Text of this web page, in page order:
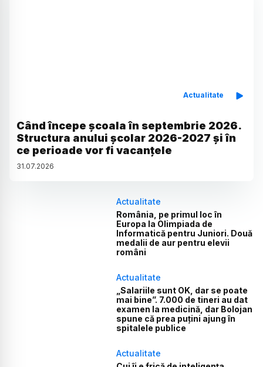
Actualitate
Când începe școala în septembrie 2026.
Structura anului școlar 2026-2027 și în
ce perioade vor fi vacanțele
31.07.2026
Actualitate
România, pe primul loc în
Europa la Olimpiada de
Informatică pentru Juniori. Două
medalii de aur pentru elevii
români
Actualitate
„Salariile sunt OK, dar se poate
mai bine”. 7.000 de tineri au dat
examen la medicină, dar Bolojan
spune că prea puțini ajung în
spitalele publice
Actualitate